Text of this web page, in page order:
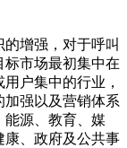
增强，对于呼叫
市场最初集中在
户集中的行业，
加强以及营销体系
能源、教育、媒
康、政府及公共事